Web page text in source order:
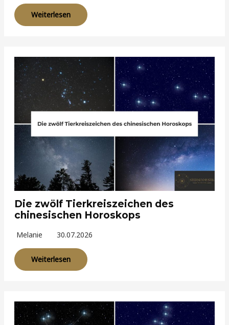
Weiterlesen
Die zwölf Tierkreiszeichen des
chinesischen Horoskops
Melanie 30.07.2026
Weiterlesen